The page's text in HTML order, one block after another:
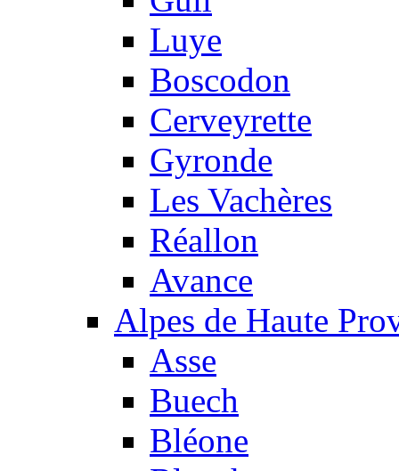
Luye
Boscodon
Cerveyrette
Gyronde
Les Vachères
Réallon
Avance
Alpes de Haute
Asse
Buech
Bléone